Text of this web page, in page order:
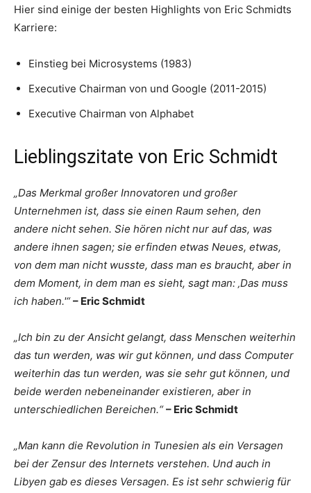
Hier sind einige der besten Highlights von Eric Schmidts
Karriere:
Einstieg bei Microsystems (1983)
Executive Chairman von und Google (2011-2015)
Executive Chairman von Alphabet
Lieblingszitate von Eric Schmidt
„Das Merkmal großer Innovatoren und großer
Unternehmen ist, dass sie einen Raum sehen, den
andere nicht sehen. Sie hören nicht nur auf das, was
andere ihnen sagen; sie erfinden etwas Neues, etwas,
von dem man nicht wusste, dass man es braucht, aber in
dem Moment, in dem man es sieht, sagt man: ‚Das muss
ich haben.'“– Eric Schmidt
„Ich bin zu der Ansicht gelangt, dass Menschen weiterhin
das tun werden, was wir gut können, und dass Computer
weiterhin das tun werden, was sie sehr gut können, und
beide werden nebeneinander existieren, aber in
unterschiedlichen Bereichen.“– Eric Schmidt
„Man kann die Revolution in Tunesien als ein Versagen
bei der Zensur des Internets verstehen. Und auch in
Libyen gab es dieses Versagen. Es ist sehr schwierig für